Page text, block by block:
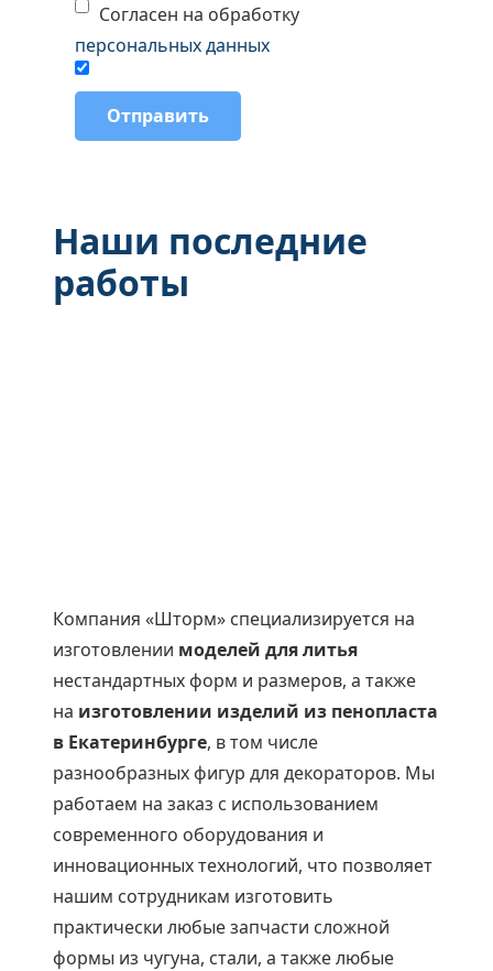
Согласен на обработку
персональных данных
Наши последние
работы
Компания «Шторм» специализируется на
изготовлении моделей для литья
нестандартных форм и размеров, а также
на изготовлении изделий из пенопласта
в Екатеринбурге, в том числе
разнообразных фигур для декораторов. Мы
работаем на заказ с использованием
современного оборудования и
инновационных технологий, что позволяет
нашим сотрудникам изготовить
практически любые запчасти сложной
формы из чугуна, стали, а также любые